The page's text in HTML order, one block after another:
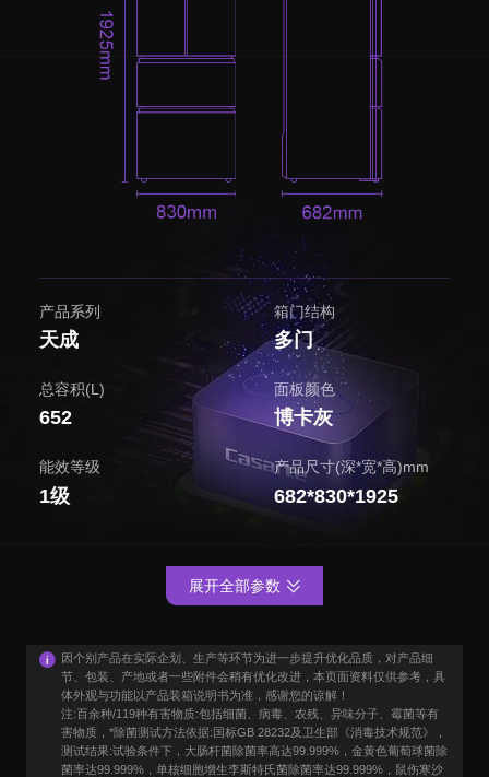
产品系列
天成
箱门结构
多门
总容积(L)
652
面板颜色
博卡灰
能效等级
1级
产品尺寸(深*宽*高)mm
682*830*1925
因个别产品在实际企划、生产等环节为进一步提升优化品质，对产品细
节、包装、产地或者一些附件会稍有优化改进，本页面资料仅供参考，具
体外观与功能以产品装箱说明书为准，感谢您的谅解！
注:百余种/119种有害物质:包括细菌、病毒、农残、异味分子、霉菌等有
害物质，*除菌测试方法依据:国标GB 28232及卫生部《消毒技术规范》，
测试结果:试验条件下，大肠杆菌除菌率高达99.999%，金黄色葡萄球菌除
菌率达99.999%，单核细胞增生李斯特氏菌除菌率达99.999%，鼠伤寒沙
展开全部参数